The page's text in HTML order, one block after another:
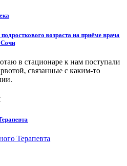
возраста на приёме врача
Сочи
в стационаре к нам поступали
связанные с каким-то